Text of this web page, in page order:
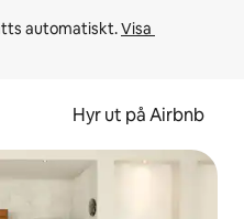
automatiskt. Visa
Hyr ut på Airbnb